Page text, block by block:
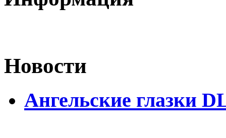
Новости
Ангельские глазки